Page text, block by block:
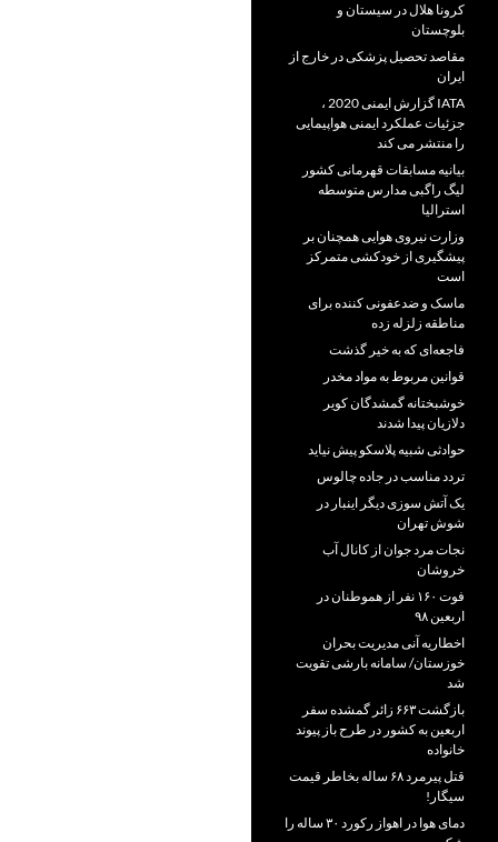
کرونا هلال در سیستان و
بلوچستان
مقاصد تحصیل پزشکی در خارج از
ایران
IATA گزارش ایمنی 2020 ،
جزئیات عملکرد ایمنی هواپیمایی
را منتشر می کند
بیانیه مسابقات قهرمانی کشور
لیگ راگبی مدارس متوسطه
استرالیا
وزارت نیروی هوایی همچنان بر
پیشگیری از خودکشی متمرکز
است
ماسک و ضدعفونی کننده برای
مناطقه زلزله زده
فاجعه‌ای که به خیر گذشت
قوانین مربوط به مواد مخدر
خوشبختانه گمشدگان کویر
دلازیان پیدا شدند
حوادثی شبیه پلاسکو پیش نیاید
تردد مناسب در جاده چالوس
یک آتش سوزی دیگر اینبار در
شوش تهران
نجات مرد جوان از کانال آب
خروشان
فوت ۱۶۰ نفر از هموطنان در
اربعین ۹۸
اخطاریه آنی مدیریت بحران
خوزستان/ سامانه بارشی تقویت
شد
بازگشت ۶۶۳ زائر گمشده سفر
اربعین به کشور در طرح باز پیوند
خانواده
قتل پیرمرد ۶۸ ساله بخاطر قیمت
سیگار!
دمای هوا در اهواز رکورد ۳۰ ساله را